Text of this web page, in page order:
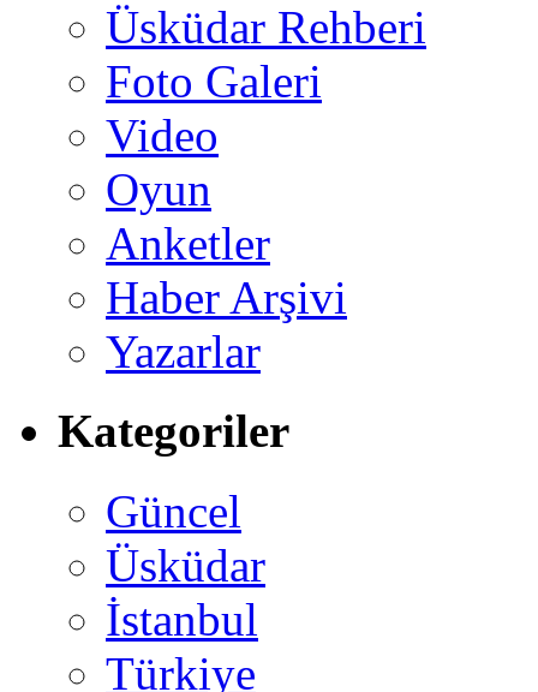
Üsküdar Rehberi
Foto Galeri
Video
Oyun
Anketler
Haber Arşivi
Yazarlar
Kategoriler
Güncel
Üsküdar
İstanbul
Türkiye